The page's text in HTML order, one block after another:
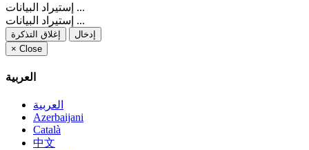
إستيراد البيانات ...
إستيراد البيانات ...
إغلاق التذكرة
إدخال
× Close
العربية
العربية
Azerbaijani
Català
中文